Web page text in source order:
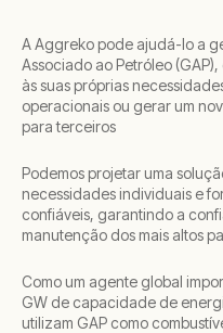
A Aggreko pode ajudá-lo a
Associado ao Petróleo
às suas próprias
operacionais ou gerar um
para terceiros
Podemos projetar uma
necessidades individuais e
confiáveis, garantindo a
manutenção dos mais altos
Como um agente global
GW de capacidade de
utilizam GAP como